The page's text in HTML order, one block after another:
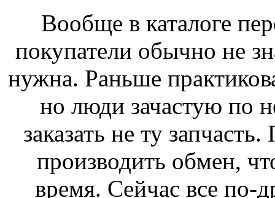
Вообще в каталоге
покупатели обычно не
нужна. Раньше
но люди зачастую по
заказать не ту
производить обмен,
время. Сейчас все по-